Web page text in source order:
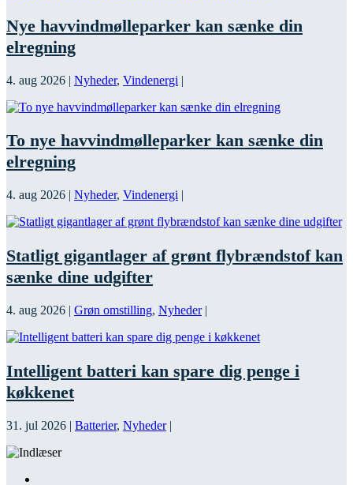
Nye havvindmølleparker kan sænke din
elregning
4. aug 2026 | Nyheder, Vindenergi |
To nye havvindmølleparker kan sænke din
elregning
4. aug 2026 | Nyheder, Vindenergi |
Statligt gigantlager af grønt flybrændstof kan
sænke dine udgifter
4. aug 2026 | Grøn omstilling, Nyheder|
Intelligent batteri kan spare dig penge i
køkkenet
31. jul 2026 | Batterier, Nyheder|